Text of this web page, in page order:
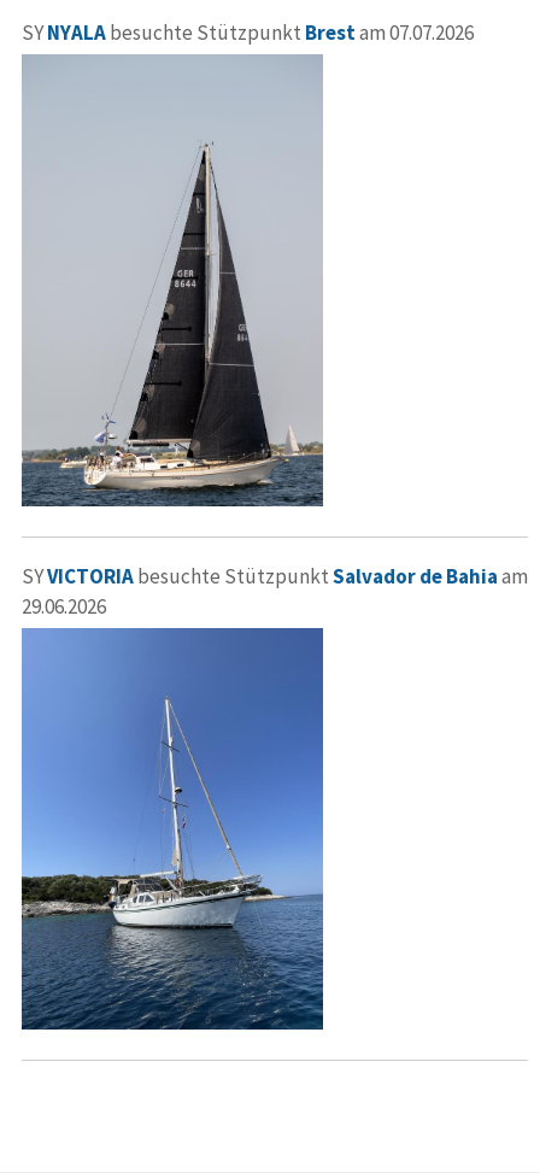
SYNYALAbesuchte Stützpunkt Brestam 07.07.2026
SYVICTORIAbesuchte StützpunktSalvador de Bahiaam
29.06.2026